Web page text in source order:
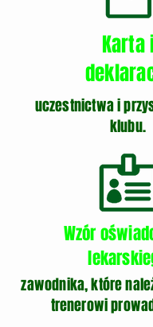
Karta
uczestnictwa i
klubu.
Wzór
zawodnika, które
trenerowi